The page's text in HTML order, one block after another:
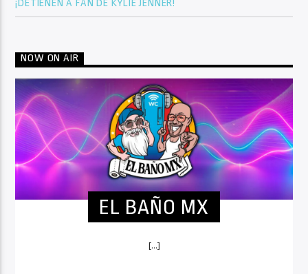
¡DETIENEN A FAN DE KYLIE JENNER!
NOW ON AIR
EL BAÑO MX
[...]